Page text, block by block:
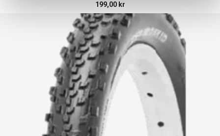
199,00 kr